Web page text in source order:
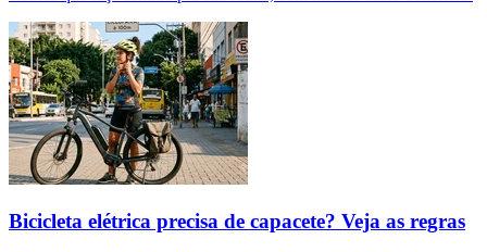
Bicicleta elétrica precisa de capacete? Veja as regras